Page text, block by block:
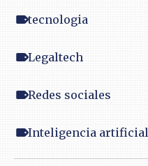
tecnologia
Legaltech
Redes sociales
Inteligencia artificial